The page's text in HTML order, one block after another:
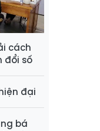
cách
đổi số
đại
bá